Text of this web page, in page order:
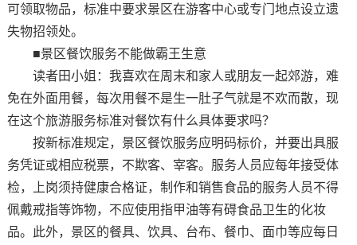
可领取物品，标准中要求景区在游客中心或专门地点设立遗
失物招领处。
■景区餐饮服务不能做霸王生意
读者田小姐：我喜欢在周末和家人或朋友一起郊游，难
免在外面用餐，每次用餐不是生一肚子气就是不欢而散，现
在这个旅游服务标准对餐饮有什么具体要求吗？
按新标准规定，景区餐饮服务应明码标价，并要出具服
务凭证或相应税票，不欺客、宰客。服务人员应每年接受体
检，上岗须持健康合格证，制作和销售食品的服务人员不得
佩戴戒指等饰物，不应使用指甲油等有碍食品卫生的化妆
品。此外，景区的餐具、饮具、台布、餐巾、面巾等应每日